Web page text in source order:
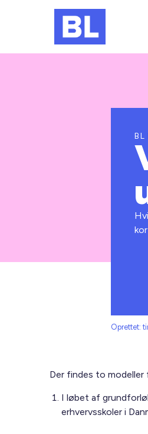
BL
Oprettet:
Der findes to modeller
I løbet af
erhvervsskoler i